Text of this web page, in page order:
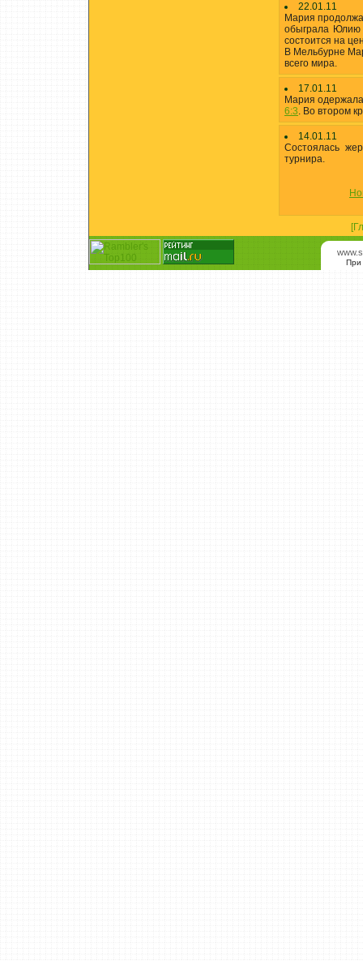
22.01.11
Мария
обыграла Юлию
состоится на
В Мельбурне
всего мира.
17.01.11
Мария
6:3. Во втором
14.01.11
Состоялась
турнира.
При